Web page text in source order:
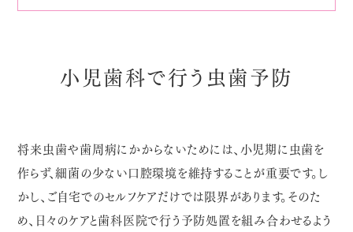
小児歯科で行う虫歯予防
将来虫歯や歯周病にかからないためには、小児期に虫歯を
作らず、細菌の少ない口腔環境を維持することが重要です。し
かし、ご自宅でのセルフケアだけでは限界があります。そのた
め、日々のケアと歯科医院で行う予防処置を組み合わせるよう